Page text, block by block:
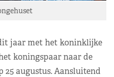
jaar met het koninklijke
koningspaar naar de
25 augustus. Aansluitend